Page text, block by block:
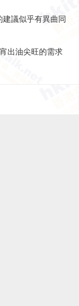
議似乎有異曲同
出油尖旺的需求